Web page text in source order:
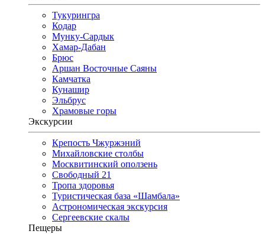
Тукурингра
Кодар
Мунку-Сардык
Хамар-Дабан
Брюс
Аршан Восточные Саяны
Камчатка
Кунашир
Эльбрус
Храмовые горы
Экскурсии
Крепость Чжуржэний
Михайловские столбы
Москвитинский оползень
Свободный 21
Тропа здоровья
Туристическая база «Шамбала»
Астрономическая экскурсия
Сергеевские скалы
Пещеры